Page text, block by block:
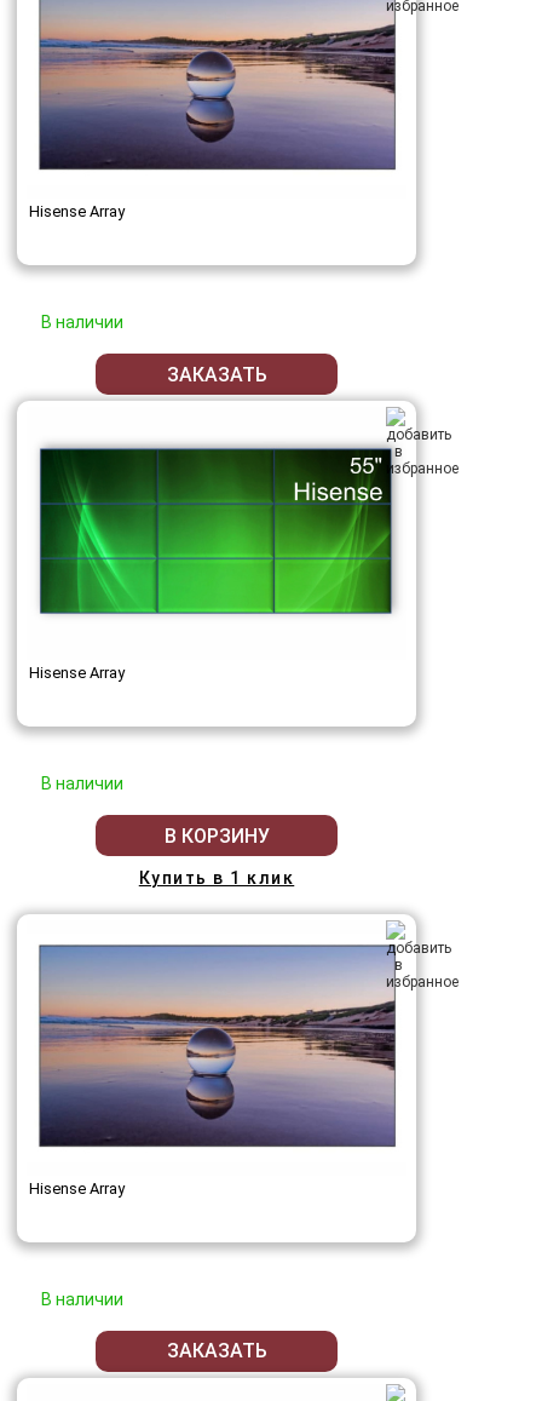
Hisense Array
В наличии
ЗАКАЗАТЬ
Hisense Array
В наличии
В КОРЗИНУ
Купить в 1 клик
Hisense Array
В наличии
ЗАКАЗАТЬ